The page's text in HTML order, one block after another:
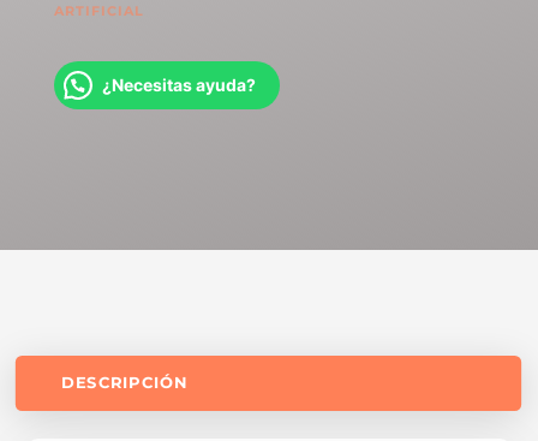
ARTIFICIAL
¿Necesitas ayuda?
DESCRIPCIÓN